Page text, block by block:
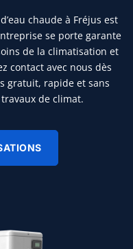
chaude à Fréjus est
se porte garante
de la climatisation et
contact avec nous dès
gratuit, rapide et sans
de climat.